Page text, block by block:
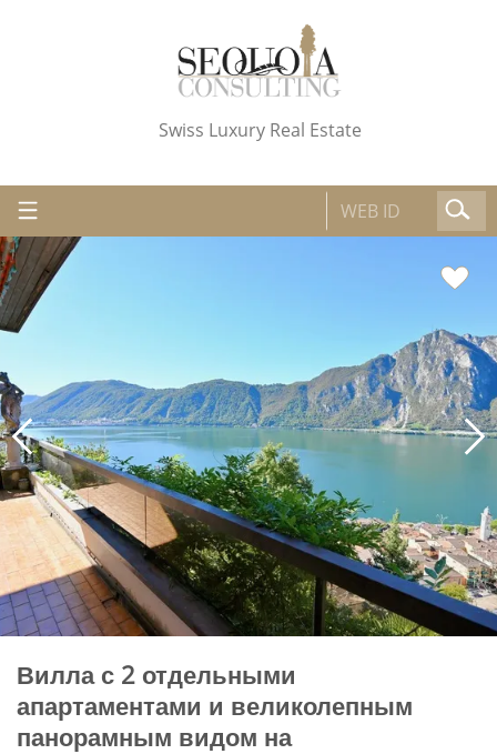
Swiss Luxury Real Estate
Вилла с 2 отдельными
апартаментами и великолепным
панорамным видом на